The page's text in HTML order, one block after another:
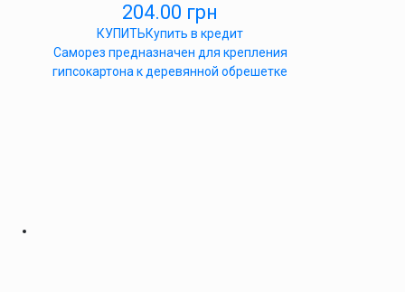
204.00 грн
КУПИТЬКупить в кредит
Саморез предназначен для крепления
гипсокартона к деревянной обрешетке